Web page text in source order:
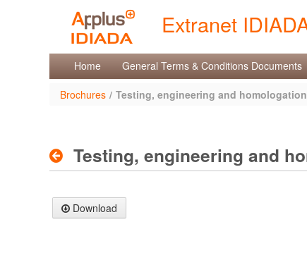
Extranet
Brochures
Home General Terms & Conditions Documents
Brochures / Testing, engineering and
Testing, engineering and
Download